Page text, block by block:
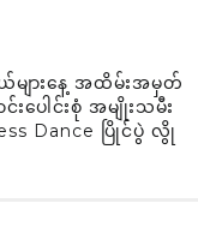
များနေ့ အထိမ်းအမှတ်
ပေါင်းစုံ အမျိုးသမီး
Dance ပြိုင်ပွဲ လွို